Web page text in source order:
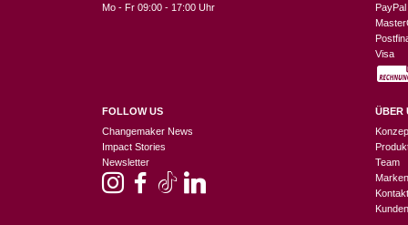
Mo - Fr 09:00 - 17:00 Uhr
FOLLOW US
Changemaker News
Impact Stories
Newsletter
PayPal
Visa
ÜBER
Team
Marken
Kontakt